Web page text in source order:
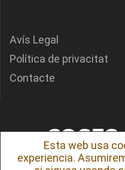
Avís Legal
Política de privacitat
Contacte
© 2026 COSES DEL MON.
Esta web usa
experiencia.